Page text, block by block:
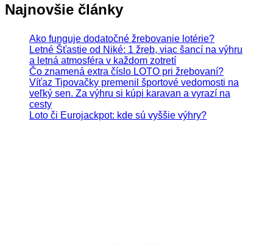
Najnovšie články
Ako funguje dodatočné žrebovanie lotérie?
Letné Šťastie od Niké: 1 žreb, viac šancí na výhru
a letná atmosféra v každom zotretí
Čo znamená extra číslo LOTO pri žrebovaní?
Víťaz Tipovačky premenil športové vedomosti na
veľký sen. Za výhru si kúpi karavan a vyrazí na
cesty
Loto či Eurojackpot: kde sú vyššie výhry?